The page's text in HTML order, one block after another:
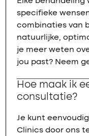
specifieke
combinaties van
natuurlijke,
je meer weten
jou past? Neem
Hoe maak ik
consultatie?
Je kunt
Clinics door ons